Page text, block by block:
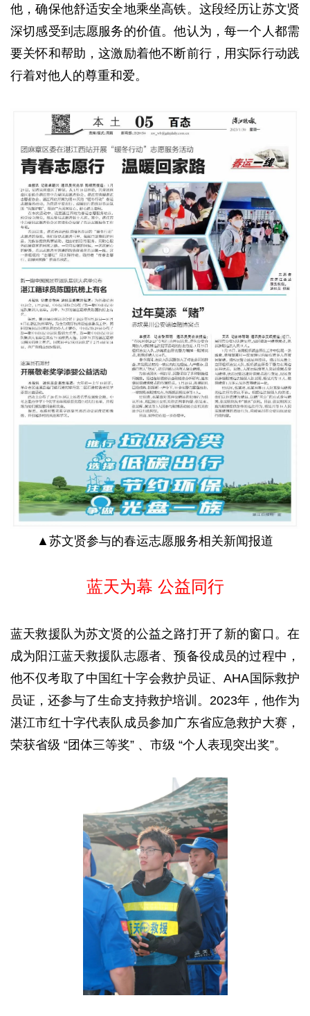
他，确保他舒适安全地乘坐高铁。这段经历让苏文贤
深切感受到志愿服务的价值。他认为，每一个人都需
要关怀和帮助，这激励着他不断前行，用实际行动践
行着对他人的尊重和爱。
▲苏文贤参与的春运志愿服务相关新闻报道
蓝天为幕 公益同行
蓝天救援队为苏文贤的公益之路打开了新的窗口。在
成为阳江蓝天救援队志愿者、预备役成员的过程中，
他不仅考取了中国红十字会救护员证、AHA国际救护
员证，还参与了生命支持救护培训。2023年，他作为
湛江市红十字代表队成员参加广东省应急救护大赛，
荣获省级 “团体三等奖” 、市级 “个人表现突出奖”。